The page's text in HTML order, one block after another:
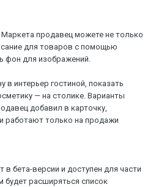
Маркета продавец можете не только
для товаров с помощью
фон для изображений.
в интерьер гостиной, показать
— на столике. Варианты
добавил в карточку,
работают только на продажи
в бета-версии и доступен для части
будет расширяться список